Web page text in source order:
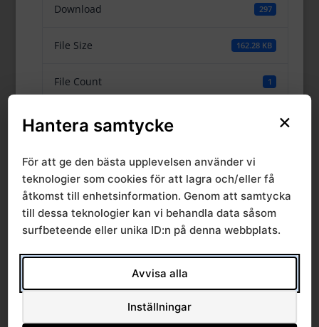
Download 297
File Size 162.28 KB
File Count 1
Create Date
Last Updated
Årsberättelse RAG
trauma 2023
×
Hantera samtycke
För att ge den bästa upplevelsen använder vi
teknologier som cookies för att lagra och/eller få
åtkomst till enhetsinformation. Genom att samtycka
till dessa teknologier kan vi behandla data såsom
surfbeteende eller unika ID:n på denna webbplats.
Avvisa alla
Inställningar